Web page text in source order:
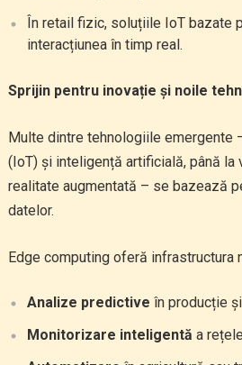
În retail fizic, soluțiile IoT bazate
interacțiunea în timp real.
Sprijin pentru inovație și noile
Multe dintre tehnologiile emergente
(IoT) și inteligență artificială, până la
realitate augmentată – se bazează
datelor.
Edge computing oferă infrastructura
Analize predictive în producție
Monitorizare inteligentă a